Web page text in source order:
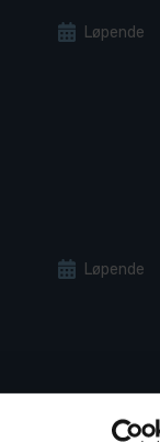
Løpende
Løpende